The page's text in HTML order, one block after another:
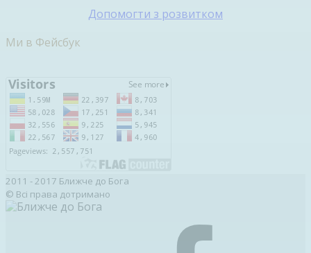
Допомогти з розвитком
Ми в Фейсбук
2011 - 2017 Ближче до Бога
© Всі права дотримано